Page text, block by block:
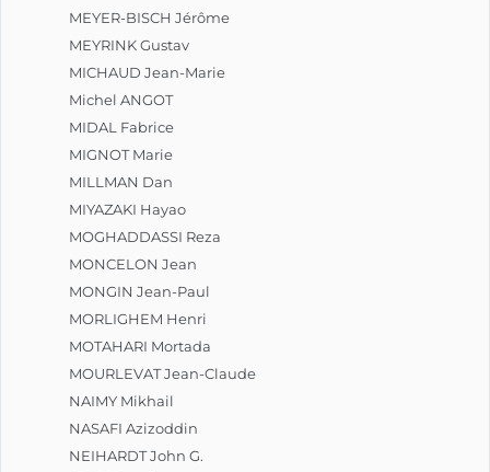
MEYER-BISCH Jérôme
MEYRINK Gustav
MICHAUD Jean-Marie
Michel ANGOT
MIDAL Fabrice
MIGNOT Marie
MILLMAN Dan
MIYAZAKI Hayao
MOGHADDASSI Reza
MONCELON Jean
MONGIN Jean-Paul
MORLIGHEM Henri
MOTAHARI Mortada
MOURLEVAT Jean-Claude
NAIMY Mikhail
NASAFI Azizoddin
NEIHARDT John G.